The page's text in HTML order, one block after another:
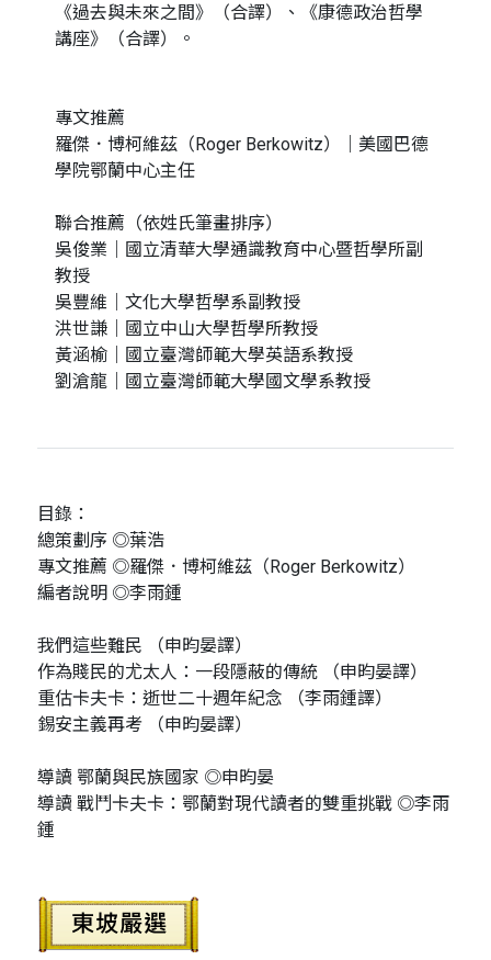
《過去與未來之間》（合譯）、《康德政治哲學
講座》（合譯）。
專文推薦
羅傑．博柯維茲（Roger Berkowitz）｜美國巴德
學院鄂蘭中心主任
聯合推薦（依姓氏筆畫排序）
吳俊業｜國立清華大學通識教育中心暨哲學所副
教授
吳豐維｜文化大學哲學系副教授
洪世謙｜國立中山大學哲學所教授
黃涵榆｜國立臺灣師範大學英語系教授
劉滄龍｜國立臺灣師範大學國文學系教授
目錄：
總策劃序 ◎葉浩
專文推薦 ◎羅傑．博柯維茲（Roger Berkowitz）
編者說明 ◎李雨鍾
我們這些難民 （申昀晏譯）
作為賤民的尤太人：一段隱蔽的傳統 （申昀晏譯）
重估卡夫卡：逝世二十週年紀念 （李雨鍾譯）
錫安主義再考 （申昀晏譯）
導讀 鄂蘭與民族國家 ◎申昀晏
導讀 戰鬥卡夫卡：鄂蘭對現代讀者的雙重挑戰 ◎李雨
鍾